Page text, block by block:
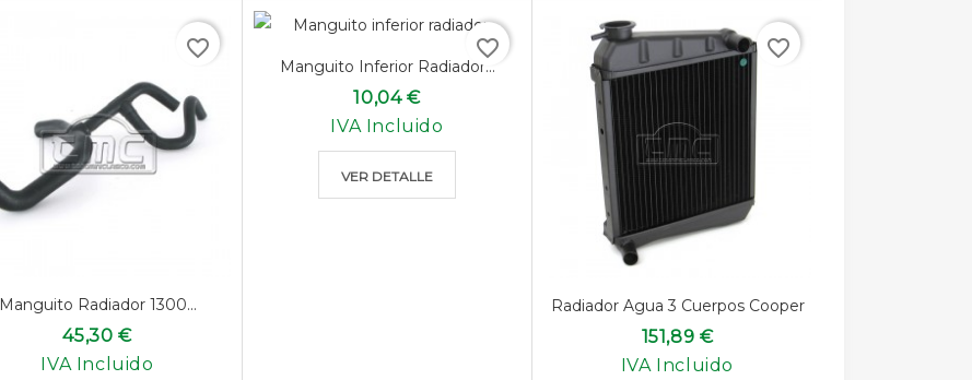
Manguito Radiador 1300...
45,30 €
IVA Incluido
favorite_border
Manguito Inferior Radiador...
10,04 €
IVA Incluido
VER DETALLE
favorite_border
Radiador Agua 3 Cuerpos Cooper
151,89 €
IVA Incluido
favorite_border